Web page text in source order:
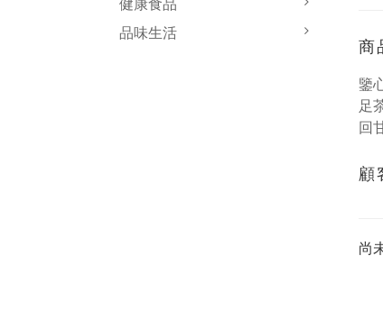
品味生活
商
鑒
足
回
顧
尚